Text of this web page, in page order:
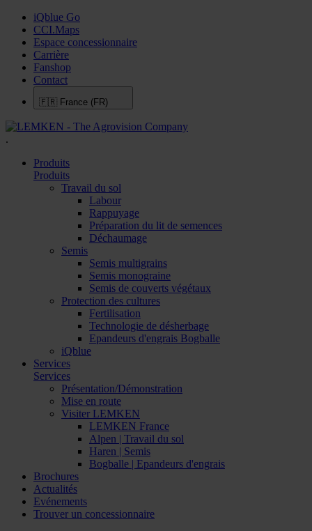
iQblue Go
CCI.Maps
Espace concessionnaire
Carrière
Fanshop
Contact
🇫🇷 France (FR)
.
Produits
Produits
Travail du sol
Labour
Rappuyage
Préparation du lit de semences
Déchaumage
Semis
Semis multigrains
Semis monograine
Semis de couverts végétaux
Protection des cultures
Fertilisation
Technologie de désherbage
Epandeurs d'engrais Bogballe
iQblue
Services
Services
Présentation/Démonstration
Mise en route
Visiter LEMKEN
LEMKEN France
Alpen | Travail du sol
Haren | Semis
Bogballe | Epandeurs d'engrais
Brochures
Actualités
Evénements
Trouver un concessionnaire